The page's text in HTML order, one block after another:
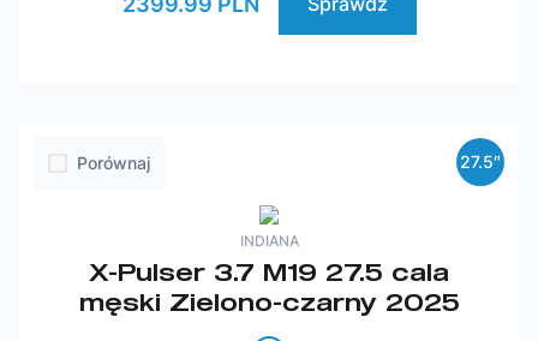
Porównaj
INDIANA
X-Pulser 3.7 M19 27.5 cala
męski Zielono-czarny 2025
27.5″